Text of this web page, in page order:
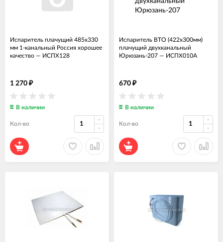
Испаритель плачущий 485x330
мм 1-канальный Россия хорошее
качество — ИСПХ128
1 270 ₽
В наличии
Кол-во
Испаритель ВТО (422х300мм)
плачущий двухканальный
Юрюзань-207 — ИСПХ010А
670 ₽
В наличии
Кол-во